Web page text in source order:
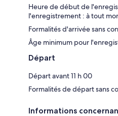
Heure de début de
l'enregistrement : à tout
Formalités d'arrivée sans
Âge minimum pour
Départ
Départ avant 11 h 00
Formalités de départ sans
Informations